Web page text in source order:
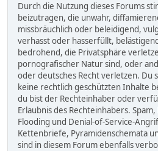
Durch die Nutzung dieses Forums
beizutragen, die unwahr,
missbräuchlich oder beleidigend,
verhasst oder hasserfüllt,
bedrohend, die Privatsphäre
pornografischer Natur sind, oder
oder deutsches Recht verletzen. Du
keine rechtlich geschützten Inhalte
du bist der Rechteinhaber oder
Erlaubnis des Rechteinhabers.
Flooding und Denial-of-Service-
Kettenbriefe, Pyramidenschemata
sind in diesem Forum ebenfalls